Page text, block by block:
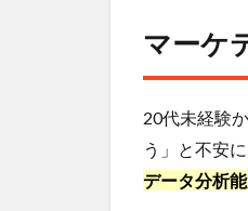
対
マー
ケテ
ィン
グ関
マーケ
20代未経験
う」と不安
データ分析